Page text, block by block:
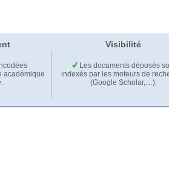
Visibilité
académique
Les documents déposés
indexés par les moteurs de
(Google Scholar,…).